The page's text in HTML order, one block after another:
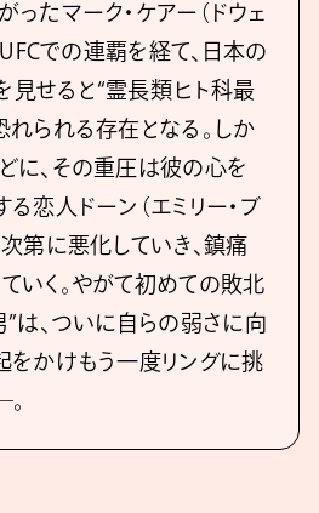
たマーク・ケアー（ドウェ
UFCでの連覇を経て、日本の
見せると“霊長類ヒト科最
られる存在となる。しか
に、その重圧は彼の心を
恋人ドーン（エミリー・ブ
第に悪化していき、鎮痛
いく。やがて初めての敗北
は、ついに自らの弱さに向
をかけもう一度リングに挑